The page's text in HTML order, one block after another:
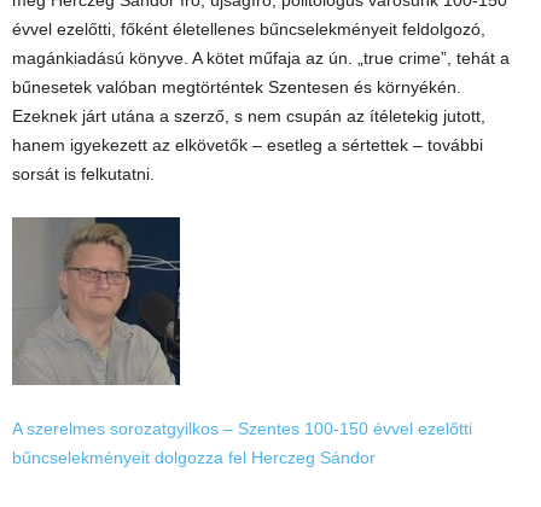
évvel ezelőtti, főként életellenes bűncselekményeit feldolgozó,
magánkiadású könyve. A kötet műfaja az ún. „true crime”, tehát a
bűnesetek valóban megtörténtek Szentesen és környékén.
Ezeknek járt utána a szerző, s nem csupán az ítéletekig jutott,
hanem igyekezett az elkövetők – esetleg a sértettek – további
sorsát is felkutatni.
A szerelmes sorozatgyilkos – Szentes 100-150 évvel ezelőtti
bűncselekményeit dolgozza fel Herczeg Sándor